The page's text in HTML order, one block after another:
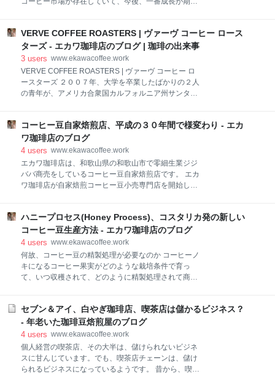
水洗式 | セミウォッシュト | 半洗浄式 コーヒー豆のラ
のような香りを放つ五弁の白い花を咲かせ、葉
のサードウェーブコーヒーのプレイヤーのもとにベン
チャーキャピタルの資金が集まっているという話が聞
こえてきます。その資金の集まり方が、２１世紀初頭
のハイテクバブルによく似ているという意見もあるよ
うです。 【目次】 3つのコーヒーの波 スターバックス
コーヒーの驚異的な成長スピード サードウェーブコー
ー市場 クラフトコーヒーの世界は変化している 日本の
クラフトコーヒー市場(自家焙煎コーヒー豆市場) 年老
いた珈琲豆焙煎屋の今日この頃 3つのコーヒーの波 ２
０世
VERVE COFFEE ROASTERS | ヴァーヴ コーヒー ロース
ターズ - エカワ珈琲店のブログ | 珈琲の出来事
3 users www.ekawacoffee.work
VERVE COFFEE ROASTERS | ヴァーヴ コーヒー ロ
ースターズ ２００７年、大学を卒業したばかりの２人
の青年が、アメリカ合衆国カルフォルニア州サンタク
ちなみに、２００７年当時、カルフォルニア州で注目
されていたクラフトコーヒーの焙煎屋さんは、リチュ
アルコーヒーロースターズ | Ritual Coffee Roasters と
ブルーボトルコーヒーでした。 VERVE COFFEE
ROASTERS | ヴァーヴ コーヒー ロースターズ ２０１
９年のVERVE COFFEE ROASTERS | ヴァーヴ コーヒ
ら ２０１９年のVERVE COFFEE ROAS
コーヒー豆自家焙煎店、平成の３０年間で様変わり - エカ
ワ珈琲店のブログ
4 users www.ekawacoffee.work
エカワ珈琲店は、和歌山県の和歌山市で零細生業ジジ
ババ商売をしているコーヒー豆自家焙煎店です。 エカ
ワ珈琲店が自家焙煎コーヒー豆小売専門店を開始した
店に商売替えしたのは、今のエカワ珈琲店オーナーの
母親です。 １９９２年に富士珈機製のドラム式小型コ
ーヒー豆焙煎機を導入するまでは、学研のユーカース
という全自動の電気加熱式小型コーヒー豆焙煎機でコ
ーヒー豆を自家焙煎していました。 富士珈機の焙煎機
は最大で５kgのコーヒー豆を焙煎できて、学研の焙煎
２０数年前に引退しています。 自家焙煎コーヒー豆小
売商売を開始してから４年間くらいは順風満帆でした
が、突然、思いがけないアクシデントが発生、最初の
アクシデントを乗
ハニープロセス(Honey Process)、コスタリカ発の新しい
コーヒー豆生産方法 - エカワ珈琲店のブログ
4 users www.ekawacoffee.work
何故、コーヒー豆の精製処理が必要なのか コーヒーノ
キになるコーヒー果実がどのような栽培条件で育っ
て、いつ収穫されて、どのように精製処理されて商品
工程の適否は、最終的に消費者が口にする一杯のコー
ヒーの風味・香りに大きな影響を与えると言われてい
ます。 収穫されたコーヒー果実(コーヒーチェリー)は
「生もの」ですから、そのまま放置すればすぐに腐敗
してしまいます。ですから、早めに乾燥処理して水分
を少なくして、長期の輸送と保存に耐えられる状態に
セブン＆アイ、白やぎ珈琲店、喫茶店は儲かるビジネス？
- 年老いた珈琲豆焙煎屋のブログ
4 users www.ekawacoffee.work
個人経営の喫茶店、その大半は、儲けられないビジネ
スに甘んじています。でも、喫茶店チェーンは、儲け
られるビジネスになっているようです。 昔から、喫茶